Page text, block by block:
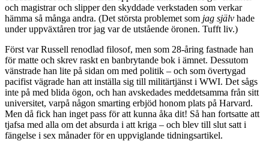
och magistrar och slipper den skyddade verkstaden som verkar
hämma så många andra. (Det största problemet som jag själv hade
under uppväxtåren tror jag var de utstående öronen. Tufft liv.)
Först var Russell renodlad filosof, men som 28-åring fastnade han
för matte och skrev raskt en banbrytande bok i ämnet. Dessutom
vänstrade han lite på sidan om med politik – och som övertygad
pacifist vägrade han att inställa sig till militärtjänst i WWI. Det sågs
inte på med blida ögon, och han avskedades meddetsamma från sitt
universitet, varpå någon smarting erbjöd honom plats på Harvard.
Men då fick han inget pass för att kunna åka dit! Så han fortsatte att
tjafsa med alla om det absurda i att kriga – och blev till slut satt i
fängelse i sex månader för en uppviglande tidningsartikel.